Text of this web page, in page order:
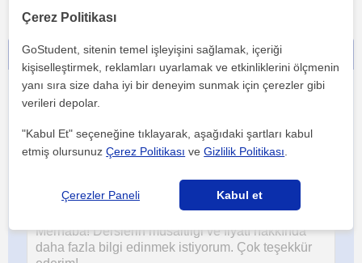
İletişime geç - ücretsiz!
Çerez Politikası
GoStudent, sitenin temel işleyişini sağlamak, içeriği
kişiselleştirmek, reklamları uyarlamak ve etkinliklerini ölçmenin
yanı sıra size daha iyi bir deneyim sunmak için çerezler gibi
verileri depolar.
"Kabul Et" seçeneğine tıklayarak, aşağıdaki şartları kabul
etmiş olursunuzÇerez Politikası veGizlilik Politikası
Çerezler Paneli Kabul et